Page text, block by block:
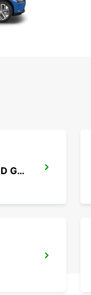
ORADEA AIRPORT MEET AND GREET